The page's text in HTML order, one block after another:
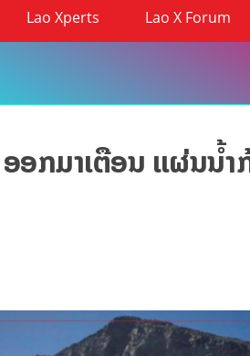
Lao Xperts Lao X Forum
ອກມາເຕືອນ ແຜ່ນນ້ຳ